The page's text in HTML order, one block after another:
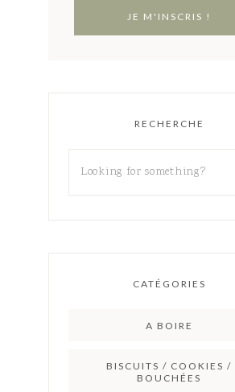
RECHERCHE
CATÉGORIES
A BOIRE
BISCUITS / COOKIES /
BOUCHÉES